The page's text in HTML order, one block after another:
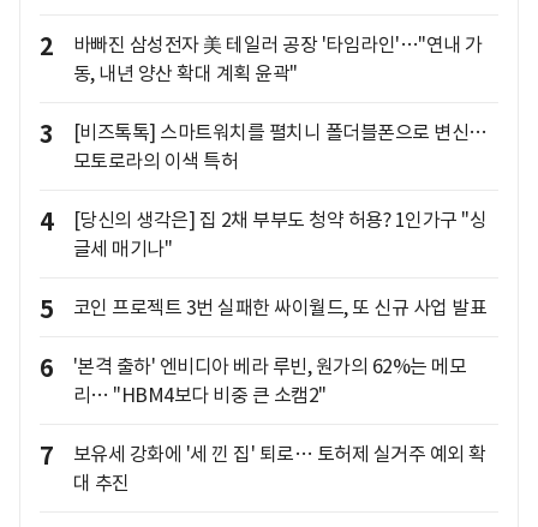
2
바빠진 삼성전자 美 테일러 공장 '타임라인'…"연내 가
동, 내년 양산 확대 계획 윤곽"
3
[비즈톡톡] 스마트워치를 펼치니 폴더블폰으로 변신…
모토로라의 이색 특허
4
[당신의 생각은] 집 2채 부부도 청약 허용? 1인가구 "싱
글세 매기나"
5 코인 프로젝트 3번 실패한 싸이월드, 또 신규 사업 발표
6
'본격 출하' 엔비디아 베라 루빈, 원가의 62%는 메모
리… "HBM4보다 비중 큰 소캠2"
7
보유세 강화에 '세 낀 집' 퇴로… 토허제 실거주 예외 확
대 추진